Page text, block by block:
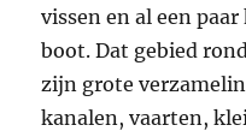
vissen en al een
boot. Dat gebied
zijn grote
kanalen, vaarten,